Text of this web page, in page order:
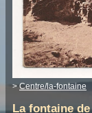
>Centre/la-fontaine
La fontaine